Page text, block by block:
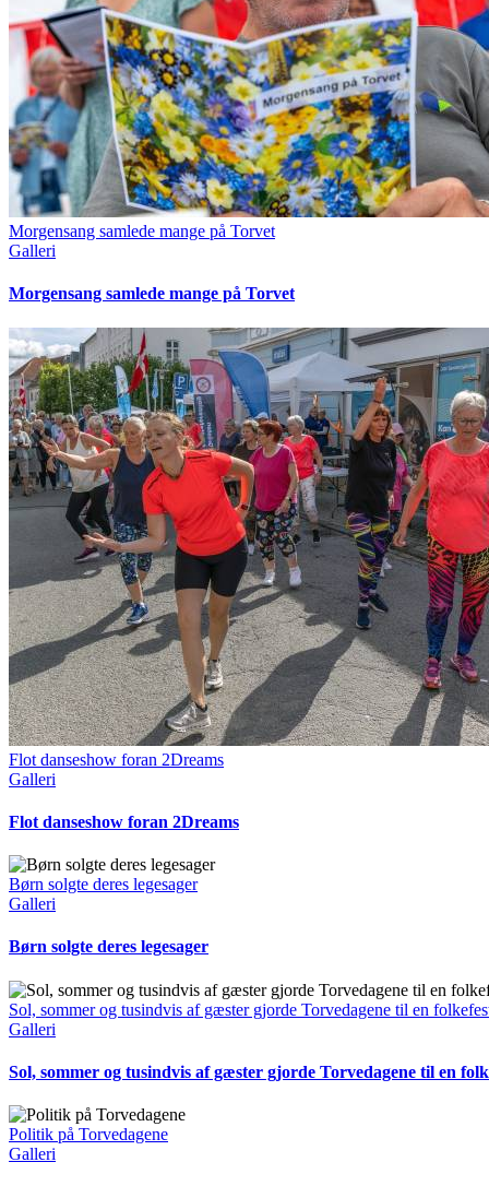
Morgensang samlede mange på Torvet
Galleri
Morgensang samlede mange på Torvet
Flot danseshow foran 2Dreams
Galleri
Flot danseshow foran 2Dreams
Børn solgte deres legesager
Galleri
Børn solgte deres legesager
Sol, sommer og tusindvis af gæster gjorde Torvedagene til en
Galleri
Sol, sommer og tusindvis af gæster gjorde Torvedagene til en
Politik på Torvedagene
Galleri